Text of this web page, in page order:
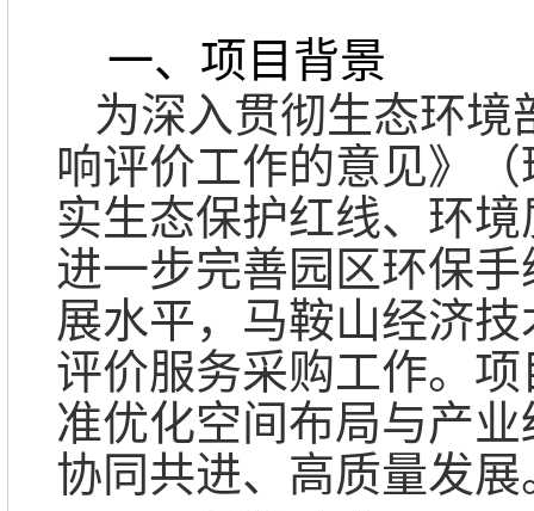
一、项目背景
为深入贯彻生态环
响评价工作的意见》
实生态保护红线、环
进一步完善园区环保
展水平，马鞍山经济
评价服务采购工作。
准优化空间布局与产
协同共进、高质量发展